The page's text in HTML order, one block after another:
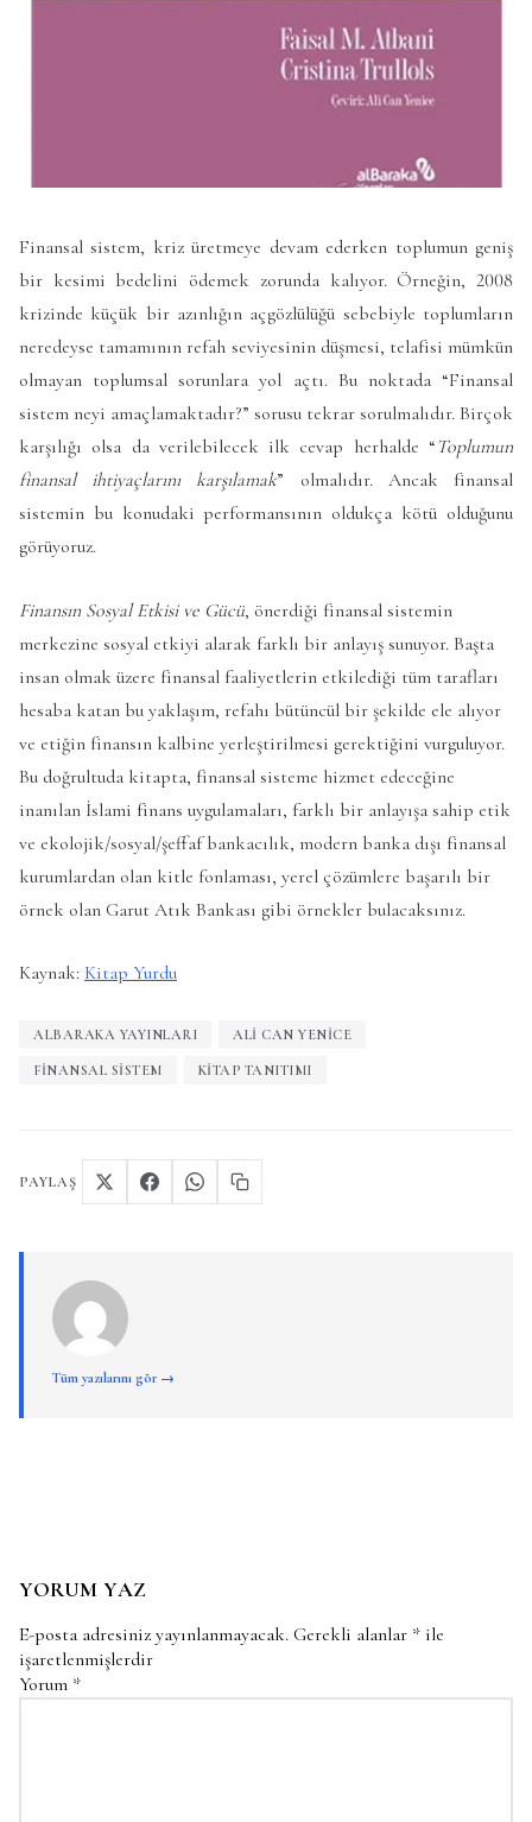
Finansal sistem, kriz üretmeye devam ederken toplumun geniş
bir kesimi bedelini ödemek zorunda kalıyor. Örneğin, 2008
krizinde küçük bir azınlığın açgözlülüğü sebebiyle toplumların
neredeyse tamamının refah seviyesinin düşmesi, telafisi mümkün
olmayan toplumsal sorunlara yol açtı. Bu noktada “Finansal
sistem neyi amaçlamaktadır?” sorusu tekrar sorulmalıdır. Birçok
karşılığı olsa da verilebilecek ilk cevap herhalde “Toplumun
finansal ihtiyaçlarını karşılamak” olmalıdır. Ancak finansal
sistemin bu konudaki performansının oldukça kötü olduğunu
görüyoruz.
Finansın Sosyal Etkisi ve Gücü, önerdiği finansal sistemin
merkezine sosyal etkiyi alarak farklı bir anlayış sunuyor. Başta
insan olmak üzere finansal faaliyetlerin etkilediği tüm tarafları
hesaba katan bu yaklaşım, refahı bütüncül bir şekilde ele alıyor
ve etiğin finansın kalbine yerleştirilmesi gerektiğini vurguluyor.
Bu doğrultuda kitapta, finansal sisteme hizmet edeceğine
inanılan İslami finans uygulamaları, farklı bir anlayışa sahip etik
ve ekolojik/sosyal/şeffaf bankacılık, modern banka dışı finansal
kurumlardan olan kitle fonlaması, yerel çözümlere başarılı bir
örnek olan Garut Atık Bankası gibi örnekler bulacaksınız.
Kaynak: Kitap Yurdu
ALBARAKA YAYINLARI ALI CAN YENICE
FINANSAL SISTEM KITAP TANITIMI
PAYLAŞ
Tüm yazılarını gör →
YORUM YAZ
E-posta adresiniz yayınlanmayacak. Gerekli alanlar * ile
işaretlenmişlerdir
Yorum *